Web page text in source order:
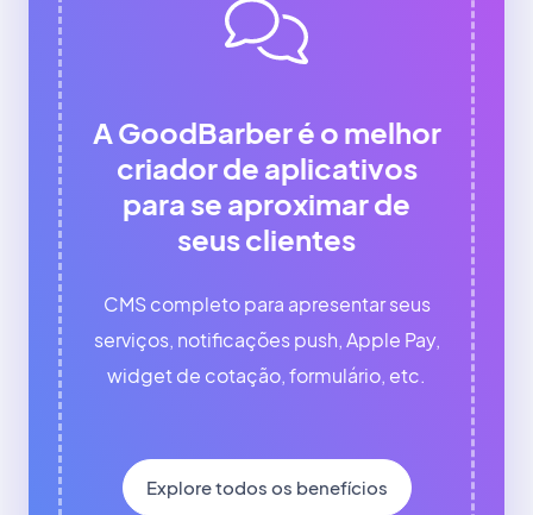
A GoodBarber é o melhor
criador de aplicativos
para se aproximar de
seus clientes
CMS completo para apresentar seus
serviços, notificações push, Apple Pay,
widget de cotação, formulário, etc.
Explore todos os benefícios